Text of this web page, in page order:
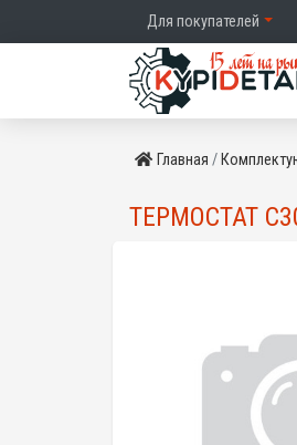
Для покупателей
Главная
ТЕРМОСТАТ